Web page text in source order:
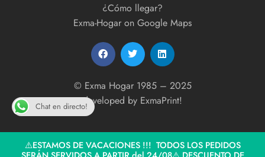
⚠️ESTAMOS DE VACACIONES !!! TODOS LOS PEDIDOS
¿Cómo llegar?
Exma-Hogar on Google Maps
© Exma Hogar 1985 – 2025
developed by ExmaPrint!
Chat en directo!